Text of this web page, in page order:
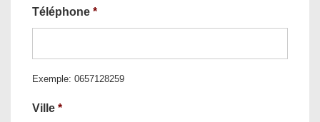
Téléphone *
Exemple: 0657128259
Ville *